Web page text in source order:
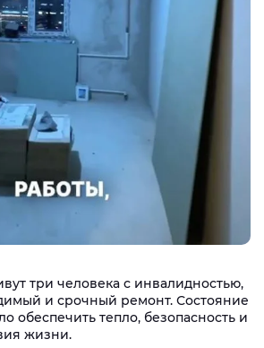
три человека с инвалидностью,
и срочный ремонт. Состояние
обеспечить тепло, безопасность и
жизни.